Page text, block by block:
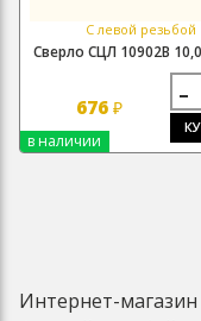
С левой резьбой
Сверло СЦЛ 10902В
676₽ -
в наличии
Интернет-